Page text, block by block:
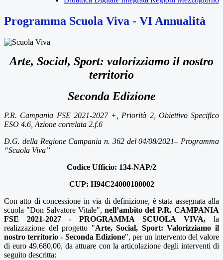
Programma Scuola Viva - VI Annualità
Arte, Social, Sport: valorizziamo il nostro
territorio
Seconda Edizione
P.R. Campania FSE 2021-2027 +, Priorità 2, Obiettivo Specifico
ESO 4.6, Azione correlata 2.f.6
D.G. della Regione Campania n. 362 del 04/08/2021– Programma
“Scuola Viva”
Codice Ufficio: 134-NAP/2
CUP: H94C24000180002
Conatto di concessione in via di definizione, è stata assegnata alla
scuola "Don Salvatore Vitale",nell’ambito del P.R. CAMPANIA
FSE 2021-2027
- PROGRAMMA SCUOLA VIVA,la
realizzazione del progetto "Arte, Social, Sport: Valorizziamo il
nostro territorio - Seconda Edizione", per un intervento del valore
di euro 49.680,00, da attuare con la articolazione degli interventi di
seguito descritta: